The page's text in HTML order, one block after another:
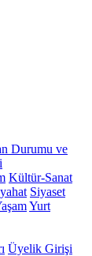
Durumu ve
Kültür-Sanat
Siyaset
Yurt
Üyelik Girişi